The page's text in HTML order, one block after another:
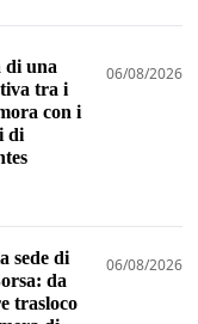
di una
tra i
con i
di
06/08/2026
sede di
da
trasloco
06/08/2026